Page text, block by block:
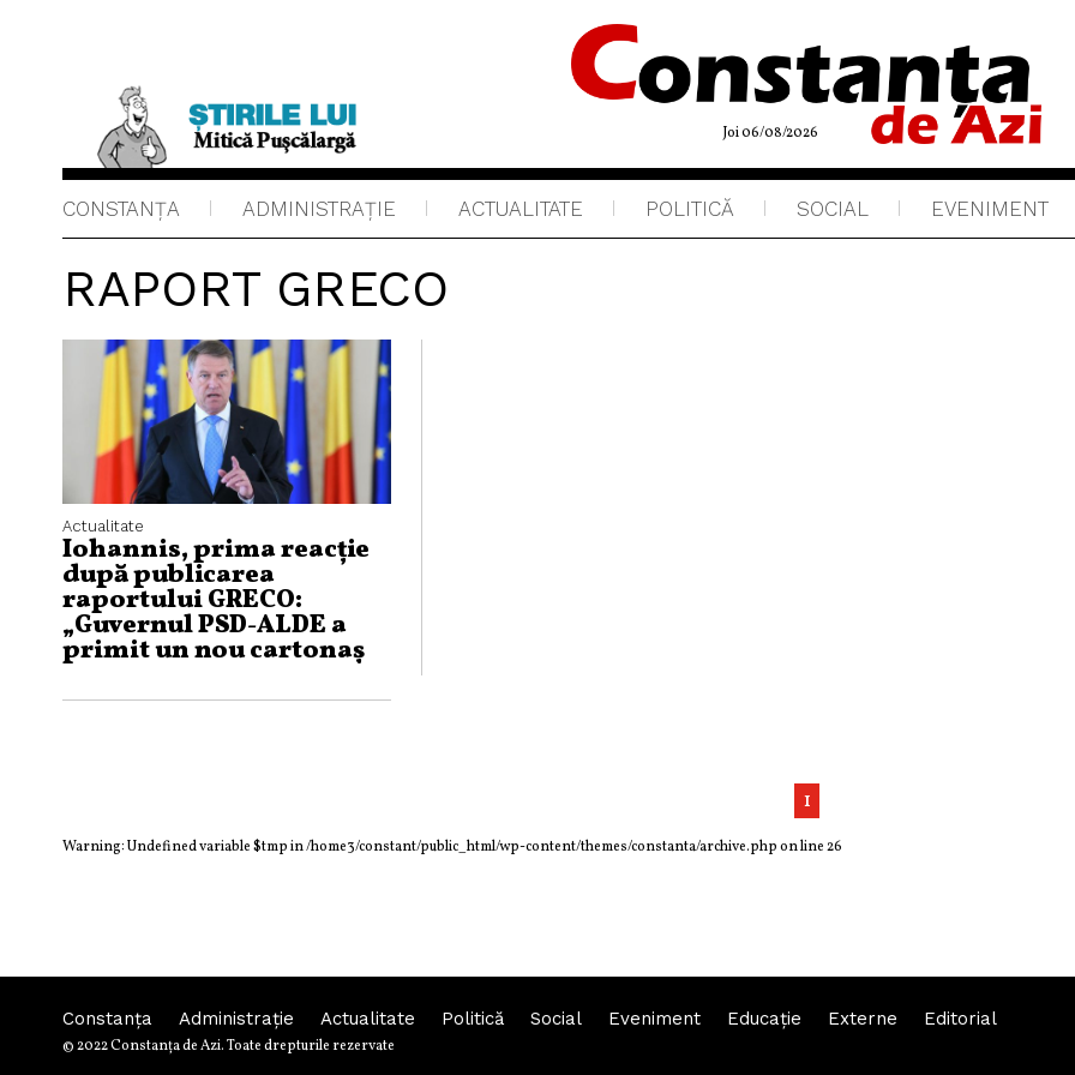
Joi 06/08/2026
CONSTANȚA ADMINISTRAŢIE ACTUALITATE POLITICĂ SOCIAL EVENIMENT
RAPORT GRECO
Actualitate
Iohannis, prima reacție
după publicarea
raportului GRECO:
„Guvernul PSD-ALDE a
primit un nou cartonaş
1
Warning: Undefined variable $tmp in/home3/constant/public_html/wp-content/themes/constanta/archive.phpon line26
Constanța Administraţie Actualitate Politică Social Eveniment Educaţie Externe Editorial
© 2022 Constanţa de Azi. Toate drepturile rezervate